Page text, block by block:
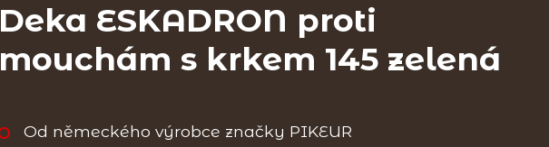
Deka ESKADRON proti
mouchám s krkem 145 zelená
Od německého výrobce značky PIKEUR